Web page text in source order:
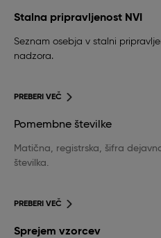
Stalna pripravljenost NVI
Seznam osebja v stalni
nadzora.
PREBERI VEČ
Pomembne številke
Matična, registrska, šifra
številka.
PREBERI VEČ
Sprejem vzorcev